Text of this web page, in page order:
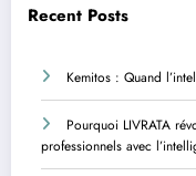
Recent Posts
Kemitos : Quand
Pourquoi LIVRATA
professionnels avec